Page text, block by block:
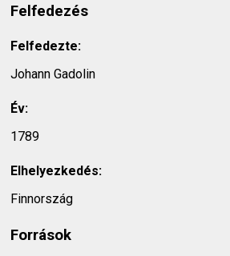
Felfedezés
Felfedezte:
Johann Gadolin
Év:
1789
Elhelyezkedés:
Finnország
Források